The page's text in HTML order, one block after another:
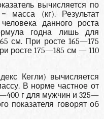
вычисляется по
(кг). Результат
данного роста
годна лишь для
см. При росте 165—175
росте 175—185 см — 110
Кегли) вычисляется
В норме частное от
г для мужчин и 325—
показателя говорят об